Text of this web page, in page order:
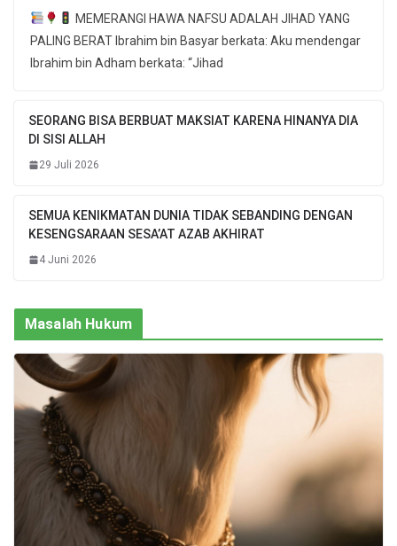
MEMERANGI HAWA NAFSU ADALAH JIHAD YANG
PALING BERAT Ibrahim bin Basyar berkata: Aku mendengar
Ibrahim bin Adham berkata: “Jihad
SEORANG BISA BERBUAT MAKSIAT KARENA HINANYA DIA
DI SISI ALLAH
29 Juli 2026
SEMUA KENIKMATAN DUNIA TIDAK SEBANDING DENGAN
KESENGSARAAN SESA’AT AZAB AKHIRAT
4 Juni 2026
Masalah Hukum